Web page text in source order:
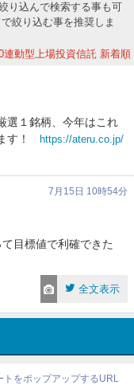
り込んで検索する事も可
絞り込む事を推奨しま
連動型上場投資信託 新着順
選１銘柄、今年はこれ
す！
https://ateru.co.jp/
7月15日 10時54分
て目標値で利確できた
全文表示
トをポップアップするURL